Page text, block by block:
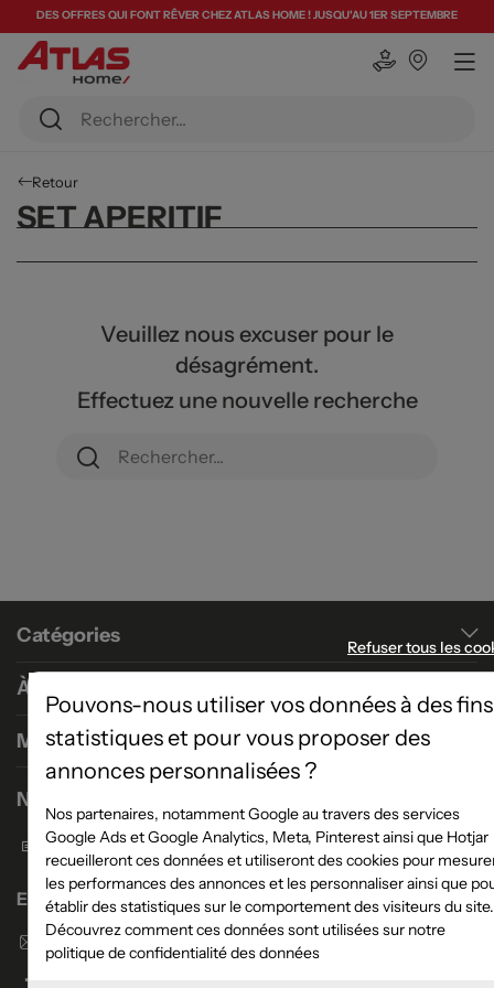
DES OFFRES QUI FONT RÊVER CHEZ ATLAS HOME ! JUSQU'AU 1ER SEPTEMBRE
Retour
SET APERITIF
Veuillez nous excuser pour le
désagrément.
Effectuez une nouvelle recherche
Catégories
À propos
Magasins
Nous contacter
Formulaire de contact
Enseigne Atlas Home
Envoyer un email
Refuser tous les
Pouvons-nous utiliser vos données à des fins
statistiques et pour vous proposer des
annonces personnalisées ?
Nos partenaires, notamment Google au travers des services
Google Ads et Google Analytics, Meta, Pinterest ainsi que Hotjar
recueilleront ces données et utiliseront des cookies pour
les performances des annonces et les personnaliser ainsi que
établir des statistiques sur le comportement des visiteurs du site.
Découvrez comment ces données sont utilisées sur notre
politique de confidentialité des données